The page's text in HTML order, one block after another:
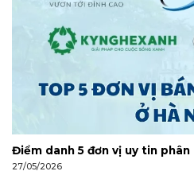
Điểm danh 5 đơn vị uy tin phân
27/05/2026